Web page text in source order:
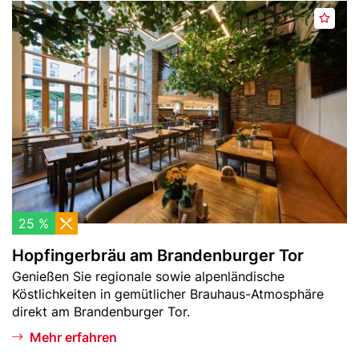
Header
Bild
H
o
e
r
b
r
u
a
m
B
r
a
M
e
r
e
25 %
Hopfingerbräu am Brandenburger Tor
Teaser
-
Text
Genießen Sie regionale sowie alpenländische
Köstlichkeiten in gemütlicher Brauhaus-Atmosphäre
direkt am Brandenburger Tor.
Mehr erfahren